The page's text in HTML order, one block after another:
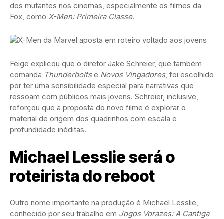
dos mutantes nos cinemas, especialmente os filmes da
Fox, como X-Men: Primeira Classe.
Feige explicou que o diretor Jake Schreier, que também
comanda Thunderboltse Novos Vingadores, foi escolhido
por ter uma sensibilidade especial para narrativas que
ressoam com públicos mais jovens. Schreier, inclusive,
reforçou que a proposta do novo filme é explorar o
material de origem dos quadrinhos com escala e
profundidade inéditas.
Michael Lesslie será o
roteirista do reboot
Outro nome importante na produção é Michael Lesslie,
conhecido por seu trabalho em Jogos Vorazes: A Cantiga